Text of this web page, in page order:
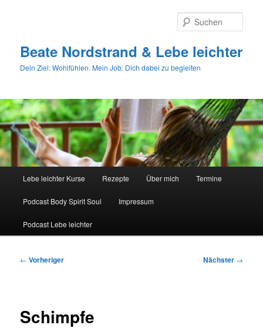
Beate Nordstrand & Lebe leichter
Dein Ziel: Wohlfühlen. Mein Job: Dich dabei zu begleiten
Lebe leichter Kurse Rezepte Über mich Termine
Podcast Body Spirit Soul Impressum
Podcast Lebe leichter
Beitragsnavigation
← Vorheriger Nächster →
Schimpfe